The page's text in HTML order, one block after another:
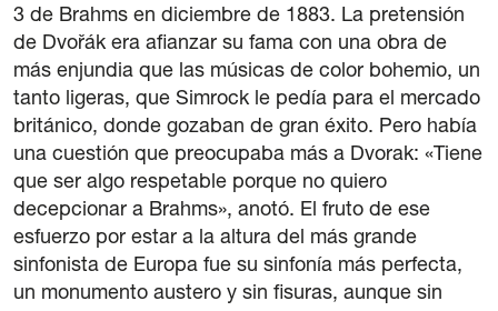
3 de Brahms en diciembre de 1883. La pretensión
de Dvořák era afianzar su fama con una obra de
más enjundia que las músicas de color bohemio, un
tanto ligeras, que Simrock le pedía para el mercado
británico, donde gozaban de gran éxito. Pero había
una cuestión que preocupaba más a Dvorak: «Tiene
que ser algo respetable porque no quiero
decepcionar a Brahms», anotó. El fruto de ese
esfuerzo por estar a la altura del más grande
sinfonista de Europa fue su sinfonía más perfecta,
un monumento austero y sin fisuras, aunque sin